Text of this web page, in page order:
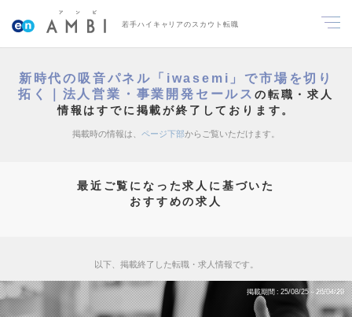
若手ハイキャリアのスカウト転職
新時代の吸音パネル「iwasemi」で市場を切り
拓く｜法人営業・事業開発セールス の転職・求人
情報はすでに掲載が終了しております。
掲載時の情報は、 ページ下部からご覧いただけます。
最近ご覧になった求人に基づいた
おすすめの求人
以下、掲載終了した転職・求人情報です。
掲載期間 25/08/25～26/04/29